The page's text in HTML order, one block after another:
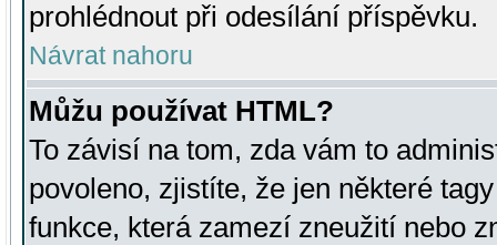
prohlédnout při odesílání příspěvku.
Návrat nahoru
Můžu používat HTML?
To závisí na tom, zda vám to
povoleno, zjistíte, že jen některé
funkce, která zamezí zneužití nebo